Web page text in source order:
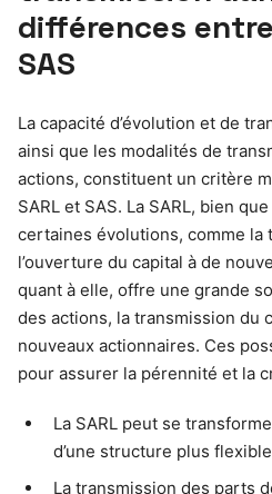
différences
SAS
La capacité d’évolution et de
ainsi que les modalités de
actions, constituent un critère
SARL et SAS. La SARL, bien
certaines évolutions, comme la
l’ouverture du capital à de
quant à elle, offre une grande
des actions, la transmission du
nouveaux actionnaires. Ces
pour assurer la pérennité et la
La SARL peut se
d’une structure plus flexible
La transmission des parts